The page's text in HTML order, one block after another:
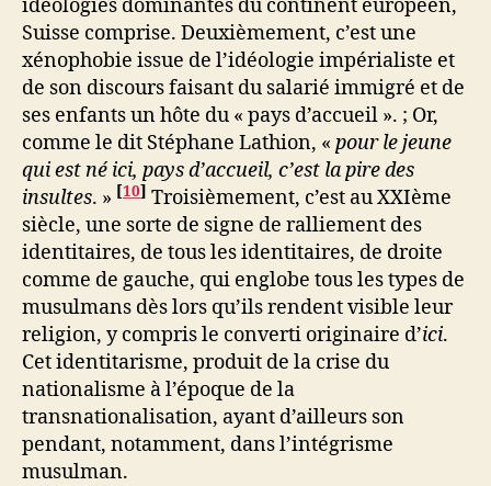
idéologies dominantes du continent européen,
Suisse comprise. Deuxièmement, c’est une
xénophobie issue de l’idéologie impérialiste et
de son discours faisant du salarié immigré et de
ses enfants un hôte du « pays d’accueil ». ; Or,
comme le dit Stéphane Lathion, « pour le jeune
qui est né ici, pays d’accueil, c’est la pire des
insultes. » [10] Troisièmement, c’est au XXIème
siècle, une sorte de signe de ralliement des
identitaires, de tous les identitaires, de droite
comme de gauche, qui englobe tous les types de
musulmans dès lors qu’ils rendent visible leur
religion, y compris le converti originaire d’ici.
Cet identitarisme, produit de la crise du
nationalisme à l’époque de la
transnationalisation, ayant d’ailleurs son
pendant, notamment, dans l’intégrisme
musulman.